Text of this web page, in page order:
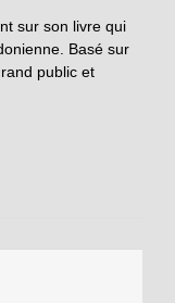
sur son livre qui
Basé sur
public et